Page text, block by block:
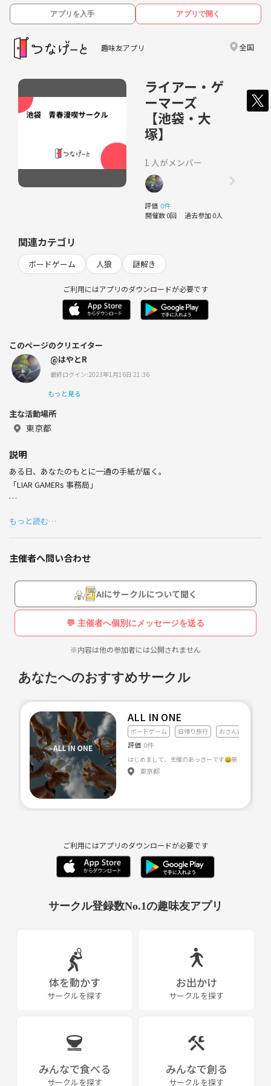
アプリを入手 アプリで開く
趣味友アプリ 全国
ライアー・ゲ
ーマーズ
【池袋・大
塚】
1 人がメンバー
評価 0件
開催数 0回 過去参加 0人
関連カテゴリ
ボードゲーム 人狼 謎解き
ご利用にはアプリのダウンロードが必要です
このページのクリエイター
@はやとR
最終ログイン:2023年1月16日 21:36
もっと見る
主な活動場所
東京都
説明
ある日、あなたのもとに一通の手紙が届く。
「LIAR GAMERs 事務局」
あなたには、ライアーゲーマーズトーナメントの挑戦する権利が与えら
れました。
人を騙し、欺き、このゲームに挑んでください。
ーーーーーーーーーーーーーーーーー
はじめまして、当サークルの主催者である【ハヤト】と申します。(23
歳男)
初めてでもリピーターの方でも、ワクワクするイベントを考えていきた
いと思っておりますのでよろしくお願いします！
(簡単な心理戦ゲーム)
ボードゲーム
飲みゲーム
謎解きゲーム
などの開催を予定していますが、
逃走中や、海、BBQ、スノボ合宿、運動会
芸能人YouTuberがやってるようなゲーム
(乃木坂工事中やジャニーズ番組でやってるようなゲームを，チーム戦
などの開催も考えています！
(もし、このサークルが大きくなってスポンサーがつけば賞金をかけた
大きいサークルにしたいと思っておりますので、よろしくお願いしま
もっと読む…
主催者へ問い合わせ
AIにサークルについて聞く
💬 主催者へ個別にメッセージを送る
※内容は他の参加者には公開されません
あなたへのおすすめサークル
ALL IN ONE
ボードゲーム 日帰り旅行 おさんぽ
評価 0件
東京都
ご利用にはアプリのダウンロードが必要です
サークル登録数No.1の趣味友アプリ
体を動かす
サークルを探す
お出かけ
サークルを探す
みんなで食べる
サークルを探す
みんなで創る
サークルを探す